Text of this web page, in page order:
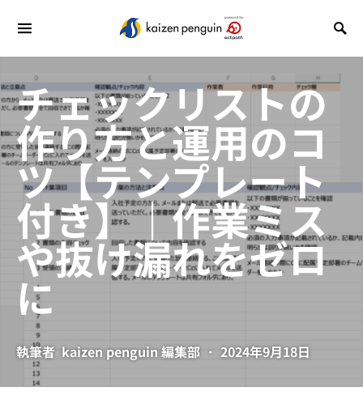
チェックリストの
作り方と運用のコ
ツ【テンプレート
付き】｜作業ミス
や抜け漏れをゼロ
に
執筆者 kaizen penguin 編集部 2024年9月18日